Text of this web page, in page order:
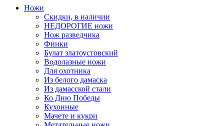
Ножи
Скидки, в наличии
НЕДОРОГИЕ ножи
Нож разведчика
Финки
Булат златоустовский
Водолазные ножи
Для охотника
Из белого дамаска
Из дамасской стали
Ко Дню Победы
Кухонные
Мачете и кукри